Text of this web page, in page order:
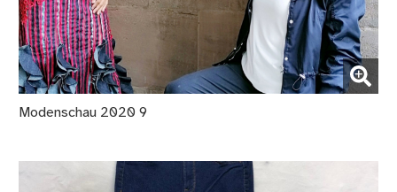
(Bild vergrößern)
Modenschau 2020 9